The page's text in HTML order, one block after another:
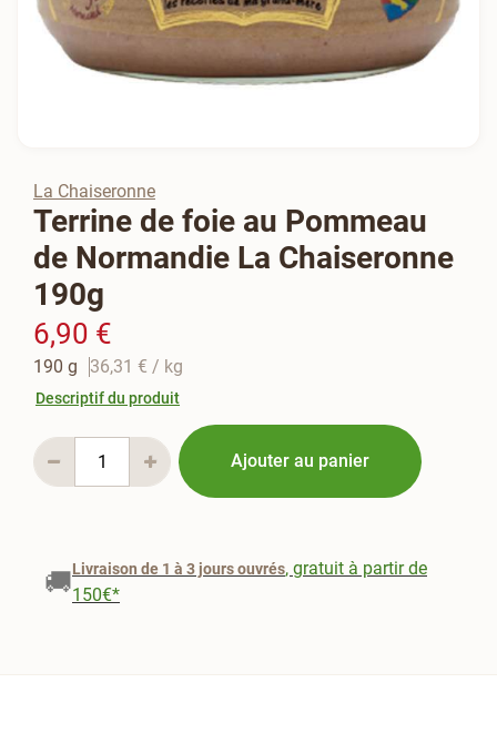
La Chaiseronne
Terrine de foie au Pommeau
de Normandie La Chaiseronne
190g
6,90 €
190 g 36,31 € / kg
Descriptif du produit
Ajouter au panier
🚚Livraison de 1 à 3 jours ouvrés, gratuit à partir de
150€*